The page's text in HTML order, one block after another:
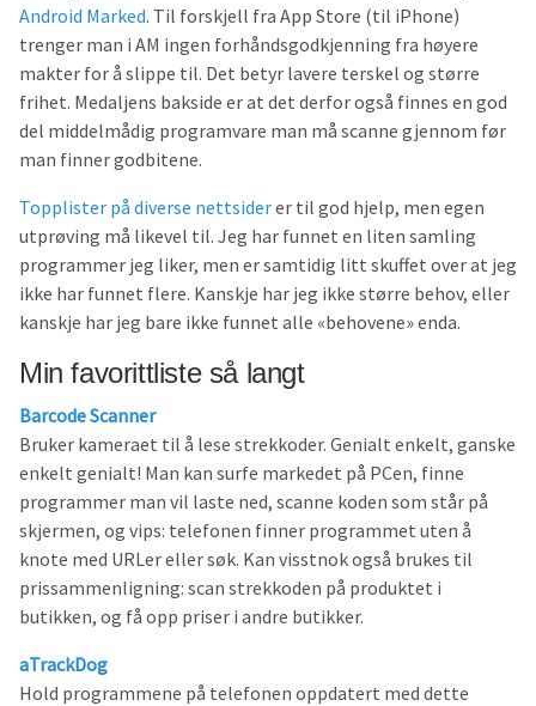
Android Marked. Til forskjell fra App Store (til iPhone)
trenger man i AM ingen forhåndsgodkjenning fra høyere
makter for å slippe til. Det betyr lavere terskel og større
frihet. Medaljens bakside er at det derfor også finnes en god
del middelmådig programvare man må scanne gjennom før
man finner godbitene.
Topplister på diverse nettsiderer til god hjelp, men egen
utprøving må likevel til. Jeg har funnet en liten samling
programmer jeg liker, men er samtidig litt skuffet over at jeg
ikke har funnet flere. Kanskje har jeg ikke større behov, eller
kanskje har jeg bare ikke funnet alle «behovene» enda.
Min favorittliste så langt
Barcode Scanner
Bruker kameraet til å lese strekkoder. Genialt enkelt, ganske
enkelt genialt! Man kan surfe markedet på PCen, finne
programmer man vil laste ned, scanne koden som står på
skjermen, og vips: telefonen finner programmet uten å
knote med URLer eller søk. Kan visstnok også brukes til
prissammenligning: scan strekkoden på produktet i
butikken, og få opp priser i andre butikker.
aTrackDog
Hold programmene på telefonen oppdatert med dette